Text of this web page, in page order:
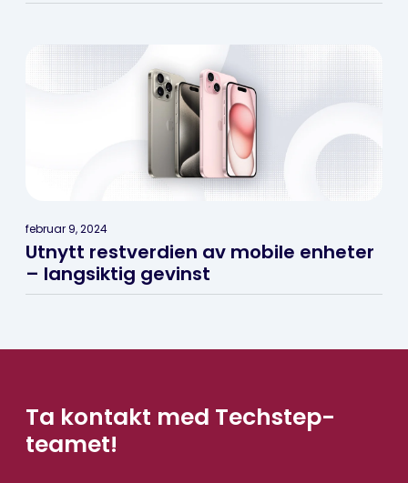
februar 9, 2024
Utnytt restverdien av mobile enheter
– langsiktig gevinst
Ta kontakt med Techstep-
teamet!